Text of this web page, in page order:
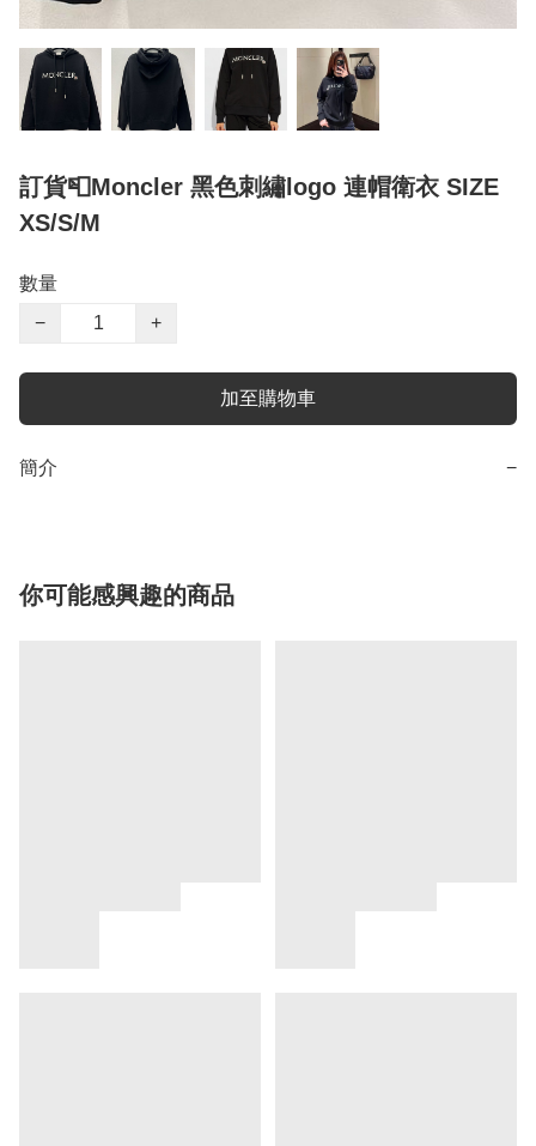
訂貨📮Moncler 黑色刺繡logo 連帽衛衣 SIZE
XS/S/M
數量
−
+
加至購物車
簡介 −
你可能感興趣的商品